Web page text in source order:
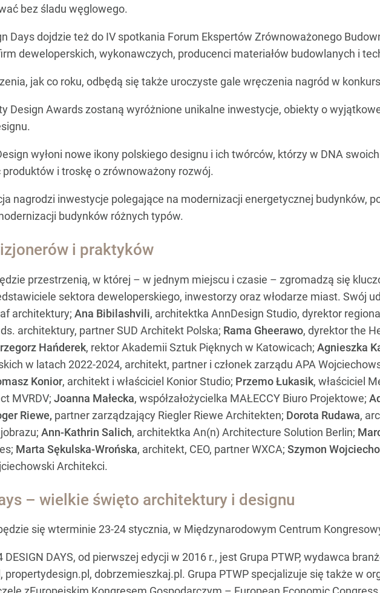
bez śladu węglowego.
Days dojdzie też do IV spotkania Forum Ekspertów Zrównoważonego
deweloperskich, wykonawczych, producenci materiałów budowlanych i
jak co roku, odbędą się także uroczyste gale wręczenia nagród w
Design Awards zostaną wyróżnione unikalne inwestycje, obiekty o
wyłoni nowe ikony polskiego designu i ich twórców, którzy w DNA
produktów i troskę o zrównoważony rozwój.
nagrodzi inwestycje polegające na modernizacji energetycznej budynków,
budynków różnych typów.
i praktyków
przestrzenią, w której – w jednym miejscu i czasie – zgromadzą się
sektora deweloperskiego, inwestorzy oraz włodarze miast. Swój
architektury; Ana Bibilashvili, architektka AnnDesign Studio, dyrektor
architektury, partner SUD Architekt Polska; Rama Gheerawo, dyrektor the
Hańderek, rektor Akademii Sztuk Pięknych w Katowicach; Agnieszka
w latach 2022-2024, architekt, partner i członek zarządu APA
Konior, architekt i właściciel Konior Studio; Przemo Łukasik, właściciel
MVRDV; Joanna Małecka, współzałożycielka MAŁECCY Biuro Projektowe;
Riewe, partner zarządzający Riegler Riewe Architekten; Dorota Rudawa,
Ann-Kathrin Salich, architektka An(n) Architecture Solution Berlin;
Marta Sękulska-Wrońska, architekt, CEO, partner WXCA; Szymon
Architekci.
– wielkie święto architektury i designu
się wterminie 23-24 stycznia, w Międzynarodowym Centrum
DESIGN DAYS, od pierwszej edycji w 2016 r., jest Grupa PTWP, wydawca
propertydesign.pl, dobrzemieszkaj.pl. Grupa PTWP specjalizuje się także w